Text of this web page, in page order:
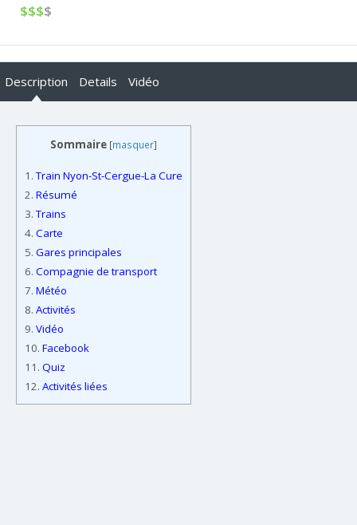
$$$$
Description Details Vidéo
Sommaire [masquer]
1.Train Nyon-St-Cergue-La Cure
2. Résumé
3.Trains
4. Carte
5. Gares principales
6. Compagnie de transport
7. Météo
8. Activités
9. Vidéo
10. Facebook
11. Quiz
12. Activités liées